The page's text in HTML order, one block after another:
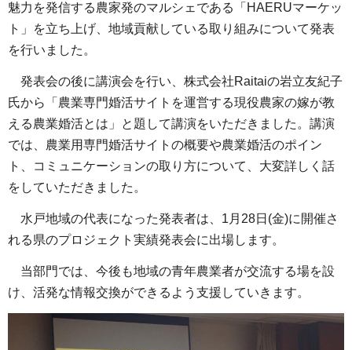
魅力を発信する農家発のマルシェである「HAERUマーケッ
ト」を立ち上げ、地域貢献している取り組みについて発表
を行いました。
発表会の後に講演会を行い、株式会社Raitaiの岩立友紀子
氏から「農業専門婚活サイトを運営する現役農家の嫁が教
える農業婚活とは」と題して講演をいただきました。講演
では、農業用専門婚活サイトの概要や農業婚活のポイン
ト、コミュニケーションの取り方について、大変詳しく話
をしていただきました。
水戸地域の代表になった発表者は、1月28日(金)に開催さ
れる県のプロジェクト実績発表会に出場します。
当部門では、今後も地域の青年農業者が交流する場を設
け、活発な情報交換ができるよう支援していきます。